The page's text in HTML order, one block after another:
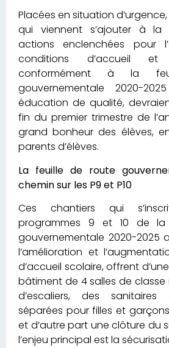
Placées en situation
qui viennent s’ajouter à la
actions enclenchées pour
conditions d’accueil et
conformément à la
gouvernementale 2020-
éducation de qualité,
fin du premier trimestre de
grand bonheur des élèves,
parents d’élèves.
La feuille de route
chemin sur les P9 et P10
Ces chantiers qui
programmes 9 et 10 de
gouvernementale 2020-2025
l’amélioration et
d’accueil scolaire, offrent
bâtiment de 4 salles de
d’escaliers, des
séparées pour filles et
et d’autre part une clôture du
l’enjeu principal est la